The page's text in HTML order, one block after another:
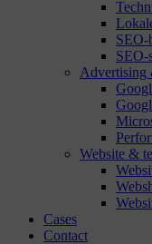
SEO-
SEO-
Advertising
Website &
Cases
Contact